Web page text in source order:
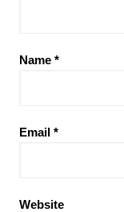
Name *
Email *
Website